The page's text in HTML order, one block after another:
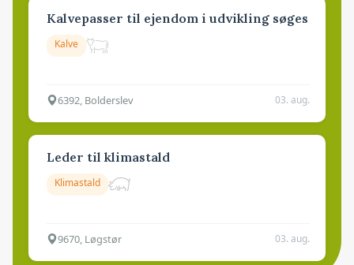
Kalvepasser til ejendom i udvikling søges
Kalve
6392, Bolderslev 03. aug.
Leder til klimastald
Klimastald
9670, Løgstør 03. aug.